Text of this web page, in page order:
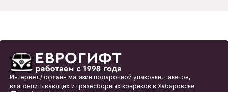
Интернет / офлайн магазин подарочной упаковки, пакетов,
влаговпитывающих и грязесборных ковриков в Хабаровске